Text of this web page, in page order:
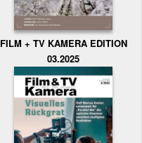
FILM + TV KAMERA EDITION
03.2025